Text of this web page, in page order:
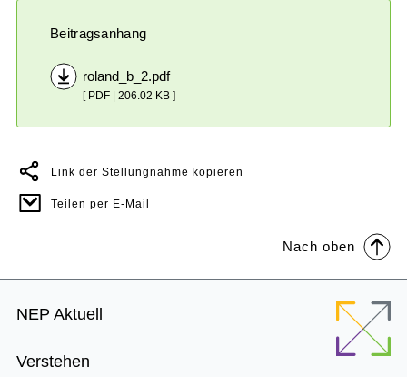
Beitragsanhang
roland_b_2.pdf
[ PDF | 206.02 KB ]
Link der Stellungnahme kopieren
Teilen per E-Mail
Nach oben
Footer
NEP Aktuell
Verstehen